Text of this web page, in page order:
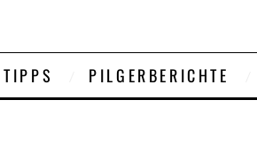
TIPPS PILGERBERICHTE